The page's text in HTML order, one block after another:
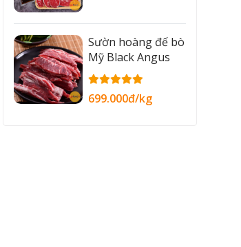
Sườn hoàng đế bò
Mỹ Black Angus
699.000đ/kg